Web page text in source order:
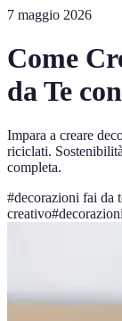
7 maggio 2026
Come
da Te
Impara a creare
riciclati.
completa.
#decorazioni fai da
creativo#